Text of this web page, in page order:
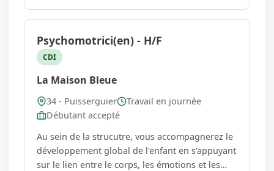
consistent à :Participer à l'accueil, l...
Psychomotrici(en) - H/F
CDI
La Maison Bleue
34 - Puisserguier
Travail en journée
Débutant accepté
Au sein de la strucutre, vous accompagnerez le
développement global de l'enfant en s'appuyant
sur le lien entre le corps, les émotions et les